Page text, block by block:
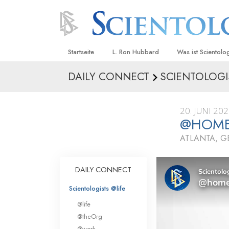
Startseite L. Ron Hubbard Was ist
Anschauungen
Was
sagen
Innerhalb einer
Die
DAILY CONNECT
20. JUNI
ATLANTA,
DAILY CONNECT
Scientologists @life
@life
@theOrg